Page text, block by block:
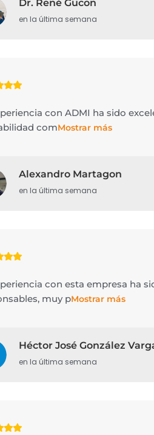
Dr. René Gucon
en la última semana
con ADMI ha sido
comMostrar más
Alexandro Martagon
en la última semana
con esta empresa ha
muy pMostrar más
Héctor José González
en la última semana